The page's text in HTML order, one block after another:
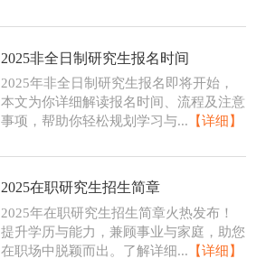
2025非全日制研究生报名时间
2025年非全日制研究生报名即将开始，
本文为你详细解读报名时间、流程及注意
事项，帮助你轻松规划学习与... 【详细】
2025在职研究生招生简章
2025年在职研究生招生简章火热发布！
提升学历与能力，兼顾事业与家庭，助您
在职场中脱颖而出。了解详细... 【详细】